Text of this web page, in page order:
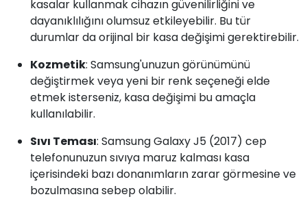
kasalar kullanmak cihazın güvenilirliğini ve
dayanıklılığını olumsuz etkileyebilir. Bu tür
durumlar da orijinal bir kasa değişimi gerektirebilir.
Kozmetik: Samsung'unuzun görünümünü
değiştirmek veya yeni bir renk seçeneği elde
etmek isterseniz, kasa değişimi bu amaçla
kullanılabilir.
Sıvı Teması: Samsung Galaxy J5 (2017) cep
telefonunuzun sıvıya maruz kalması kasa
içerisindeki bazı donanımların zarar görmesine ve
bozulmasına sebep olabilir.